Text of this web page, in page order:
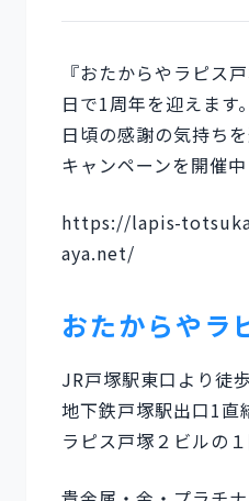
『おたからやラピス
日で1周年を迎えます。
日頃の感謝の気持ち
キャンペーンを開催中
https://lapis-
aya.net/
おたからやラ
JR戸塚駅東口より徒
地下鉄戸塚駅出口1直
ラピス戸塚２ビルの